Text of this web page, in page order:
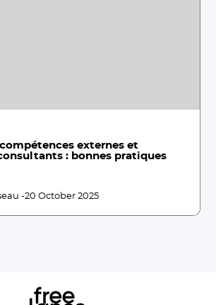
externes et
: bonnes pratiques
-20 October 2025